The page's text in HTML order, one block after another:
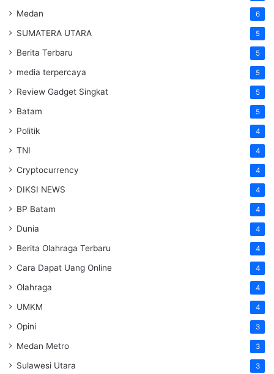
Medan 6
SUMATERA UTARA 5
Berita Terbaru 5
media terpercaya 5
Review Gadget Singkat 5
Batam 5
Politik 4
TNI 4
Cryptocurrency 4
DIKSI NEWS 4
BP Batam 4
Dunia 4
Berita Olahraga Terbaru 4
Cara Dapat Uang Online 4
Olahraga 4
UMKM 4
Opini 3
Medan Metro 3
Sulawesi Utara 3